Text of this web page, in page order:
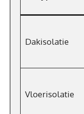
Dakisolatie
Vloerisolatie